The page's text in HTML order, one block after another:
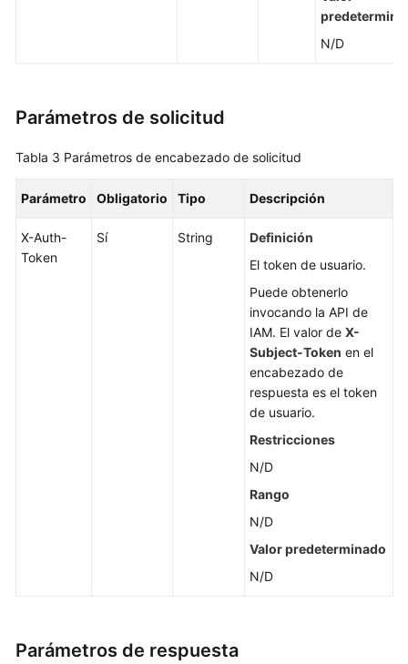
N/D
Parámetros de solicitud
Tabla 3 Parámetros de encabezado de solicitud
Parámetro Obligatorio Tipo Descripción
X-Auth-
Token
Sí String
Definición
El token de usuario.
Puede obtenerlo
invocando la API de
IAM. El valor de X-
Subject-Token en el
encabezado de
respuesta es el token
de usuario.
Restricciones
N/D
Rango
N/D
Valor predeterminado
N/D
Parámetros de respuesta